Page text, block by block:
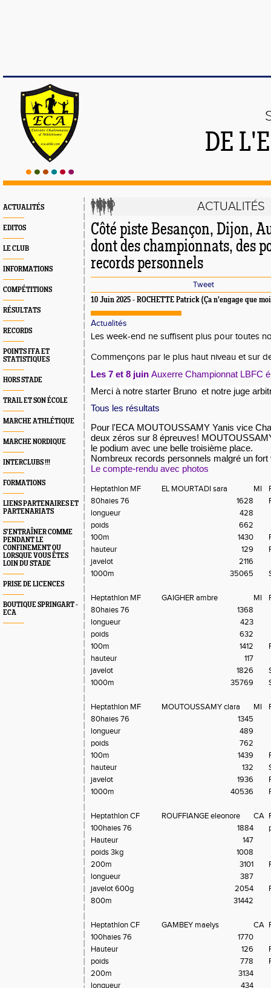
DE
ACTUALITÉS
EDITOS
LE CLUB
INFORMATIONS
COMPÉTITIONS
RÉSULTATS
RECORDS
POINTS FFA ET
STATISTIQUES
HORS STADE
TRAIL ET SON ÉCOLE
MARCHE ATHLÉTIQUE
MARCHE NORDIQUE
INTERCLUBS !!!
FORMATIONS
LIENS PARTENAIRES ET
PARTENARIATS
S’ENTRAÎNER COMME
PENDANT LE
CONFINEMENT OU
LORSQUE VOUS ÊTES
LOIN DU STADE
PRISE DE LICENCES
BOUTIQUE SPRINGART -
ECA
ACTUALITÉS
Côté piste Besançon, Dijon,
dont des championnats, des
records personnels
Tweet
10 Juin 2025 - ROCHETTE Patrick (Ça n'engage que
Actualités
Les week-end ne suffisent plus pour toutes
Commençons par le plus haut niveau et sur
Les 7 et 8 juin Auxerre Championnat LBFC
Merci à notre starter Bruno et notre juge
Tous les résultats
Pour l'ECA MOUTOUSSAMY Yanis vice
deux zéros sur 8 épreuves!
le podium avec une belle troisième place.
Nombreux records personnels malgré un fort
Le compte-rendu avec photos
Heptathlon MF EL MOURTADI sara MI
80haies 76
1628
longueur
428
poids
662
100m
1430
hauteur
129
javelot
2116
1000m
35065
Heptathlon MF GAIGHER ambre MI
80haies 76
1368
longueur
423
poids
632
100m
1412
hauteur
117
javelot
1826
1000m
35769
Heptathlon MF MOUTOUSSAMY clara MI
80haies 76
1345
longueur
489
poids
762
100m
1439
hauteur
132
javelot
1936
1000m
40536
Heptathlon CF ROUFFIANGE eleonore CA
100haies 76
1884
Hauteur
147
poids 3kg
1008
200m
3101
longueur
387
javelot 600g
2054
800m
31442
Heptathlon CF GAMBEY maelys CA
100haies 76
1770
Hauteur
126
poids
778
200m
3134
longueur
434